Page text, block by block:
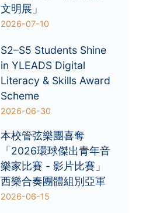
文明展」
2026-07-10
S2–S5 Students Shine
in YLEADS Digital
Literacy & Skills Award
Scheme
2026-06-30
本校管弦樂團喜奪
「2026環球傑出青年音
樂家比賽 - 影片比賽」
西樂合奏團體組別亞軍
2026-06-15